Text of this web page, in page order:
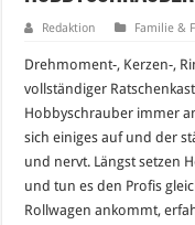
Redaktion Familie &
Drehmoment-, Kerzen-,
vollständiger
Hobbyschrauber immer
sich einiges auf und der
und nervt. Längst setzen
und tun es den Profis
Rollwagen ankommt,